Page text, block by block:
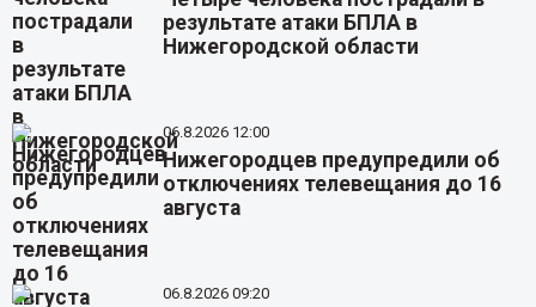
результате атаки БПЛА в
Нижегородской области
06.8.2026 12:00
Нижегородцев предупредили об
отключениях телевещания до 16
августа
06.8.2026 09:20